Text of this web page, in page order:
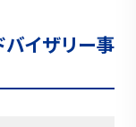
バイザリー事